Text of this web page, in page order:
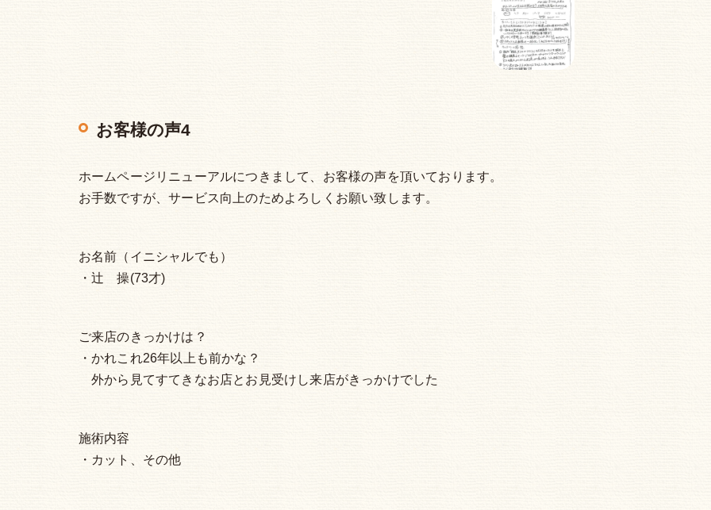
お客様の声4
ホームページリニューアルにつきまして、お客様の声を頂いております。
お手数ですが、サービス向上のためよろしくお願い致します。
お名前（イニシャルでも）
・辻 操(73才)
ご来店のきっかけは？
・かれこれ26年以上も前かな？
外から見てすてきなお店とお見受けし来店がきっかけでした
施術内容
・カット、その他